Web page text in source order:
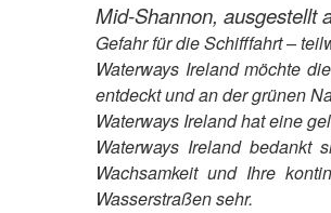
Mid-Shannon, ausgestellt
Gefahr für die Schifffahrt –
Waterways Ireland möchte
entdeckt und an der grünen
Waterways Ireland hat eine
Waterways Ireland
Wachsamkeit und Ihre
Wasserstraßen sehr.